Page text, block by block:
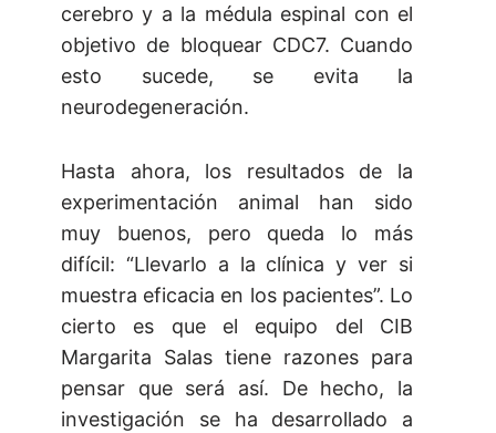
cerebro y a la médula espinal con el
objetivo de bloquear CDC7. Cuando
esto sucede, se evita la
neurodegeneración.
Hasta ahora, los resultados de la
experimentación animal han sido
muy buenos, pero queda lo más
difícil: “Llevarlo a la clínica y ver si
muestra eficacia en los pacientes”. Lo
cierto es que el equipo del CIB
Margarita Salas tiene razones para
pensar que será así. De hecho, la
investigación se ha desarrollado a